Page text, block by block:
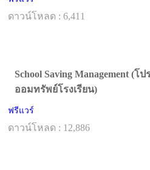
ดาวน์โหลด : 6,411
School Saving Management (
ออมทรัพย์โรงเรียน)
ฟรีแวร์
ดาวน์โหลด : 12,886